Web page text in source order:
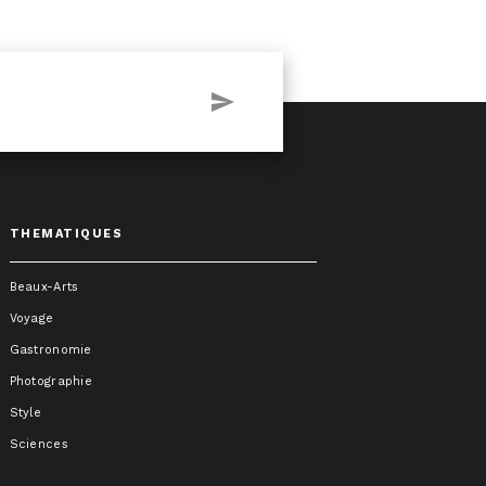
send
THEMATIQUES
Beaux-Arts
Voyage
Gastronomie
Photographie
Style
Sciences